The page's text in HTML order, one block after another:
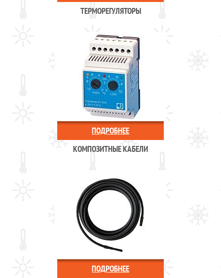
ТЕРМОРЕГУЛЯТОРЫ
ПОДРОБНЕЕ
КОМПОЗИТНЫЕ КАБЕЛИ
ПОДРОБНЕЕ